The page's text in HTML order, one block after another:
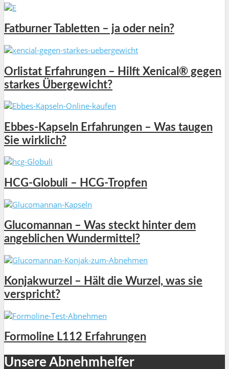
Fatburner Tabletten – ja oder nein?
Orlistat Erfahrungen – Hilft Xenical® gegen
starkes Übergewicht?
Ebbes-Kapseln Erfahrungen – Was taugen
Sie wirklich?
HCG-Globuli – HCG-Tropfen
Glucomannan – Was steckt hinter dem
angeblichen Wundermittel?
Konjakwurzel – Hält die Wurzel, was sie
verspricht?
Formoline L112 Erfahrungen
Unsere Abnehmhelfer